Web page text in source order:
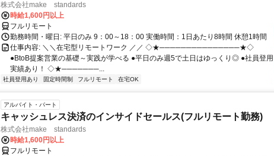
株式会社make standards
時給1,600円以上
フルリモート
勤務時間・曜日: 平日のみ 9：00～18：00 実働時間：1日あたり8時間 休憩1時間
仕事内容: ＼＼在宅型リモートワーク ／／ ◇★───────────────★◇
●BtoB提案営業の基礎～実践が学べる ●平日のみ週5で土日はゆっくり◎ ●社員登用
実績あり！ ◇★───────...
社員登用あり 固定時間制 フルリモート 在宅OK
アルバイト・パート
キャッシュレス決済のインサイドセールス(フルリモート勤務)
株式会社make standards
時給1,600円以上
フルリモート